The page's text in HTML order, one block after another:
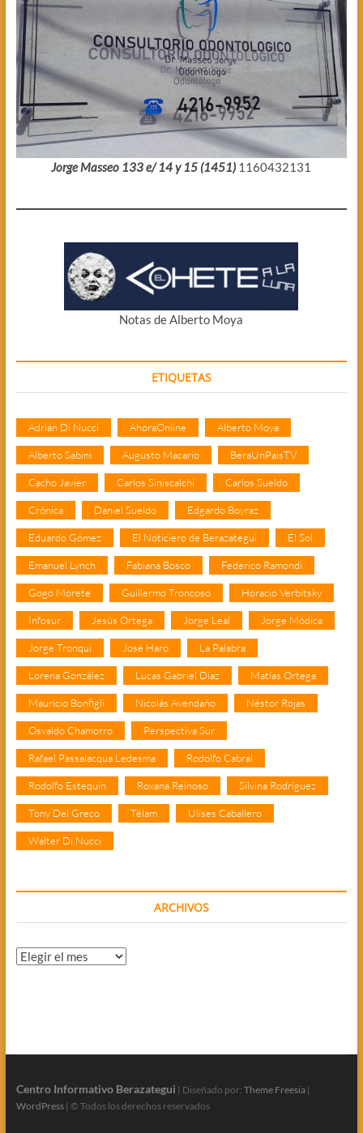
Jorge Masseo 133 e/ 14 y 15 (1451) 1160432131
Notas de Alberto Moya
ETIQUETAS
Adrián Di Nucci AhoraOnline Alberto Moya
Alberto Sabini Augusto Macario BeraUnPaisTV
Cacho Javier Carlos Siniscalchi Carlos Sueldo
Crónica Daniel Sueldo Edgardo Boyraz
Eduardo Gómez El Noticiero de Berazategui El Sol
Emanuel Lynch Fabiana Bosco Federico Ramondi
Gogo Morete Guillermo Troncoso Horacio Verbitsky
Infosur Jesús Ortega Jorge Leal Jorge Módica
Jorge Tronqui José Haro La Palabra
Lorena González Lucas Gabriel Díaz Matías Ortega
Mauricio Bonfigli Nicolás Avendaño Néstor Rojas
Osvaldo Chamorro Perspectiva Sur
Rafael Passalacqua Ledesma Rodolfo Cabral
Rodolfo Estequin Roxana Reinoso Silvina Rodríguez
Tony Del Greco Télam Ulises Caballero
Walter Di Nucci
ARCHIVOS
Archivos
Centro Informativo Berazategui | Diseñado por: Theme Freesia|
WordPress| © Todos los derechos reservados